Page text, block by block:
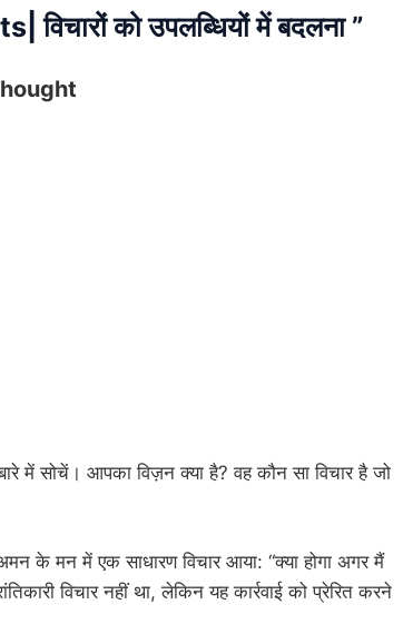
को उपलब्धियों में बदलना ”
में सोचें। आपका विज़न क्या है? वह कौन सा विचार है जो
के मन में एक साधारण विचार आया: “क्या होगा अगर मैं
विचार नहीं था, लेकिन यह कार्रवाई को प्रेरित करने